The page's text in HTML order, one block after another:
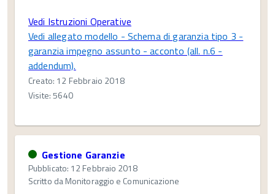
Vedi Istruzioni Operative
Vedi allegato modello - Schema di garanzia tipo 3 -
garanzia impegno assunto - acconto (all. n.6 -
addendum).
Creato: 12 Febbraio 2018
Visite: 5640
Gestione Garanzie
Pubblicato: 12 Febbraio 2018
Scritto daMonitoraggio e Comunicazione